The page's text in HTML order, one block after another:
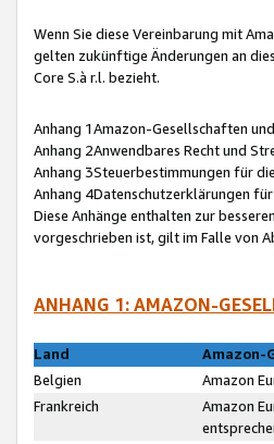
Wenn Sie diese Vereinbarung mit
gelten zukünftige Änderungen an
Core S.à r.l. bezieht.
Anhang 1Amazon-Gesellschaften
Anhang 2Anwendbares Recht und
Anhang 3Steuerbestimmungen für
Anhang 4Datenschutzerklärungen
Diese Anhänge enthalten zur
vorgeschrieben ist, gilt im Falle von
ANHANG 1: AMAZON-
Land
Amazon-
Belgien
Amazon
Frankreich
Amazon